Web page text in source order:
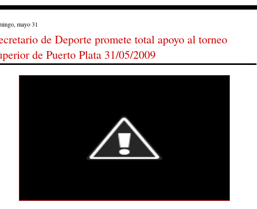
mayo 31
de Deporte promete total apoyo al torneo
de Puerto Plata 31/05/2009